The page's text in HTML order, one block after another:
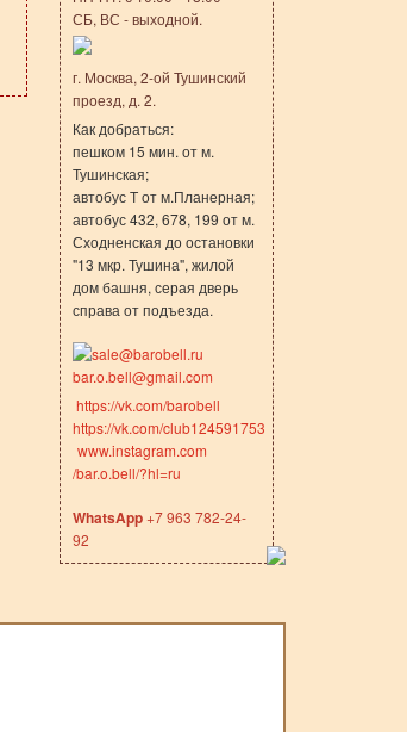
СБ, ВС - выходной.
г. Москва, 2-ой Тушинский
проезд, д. 2.
Как добраться:
пешком 15 мин. от м.
Тушинская;
автобус Т от м.Планерная;
автобус 432, 678, 199 от м.
Сходненская до остановки
"13 мкр. Тушина", жилой
дом башня, серая дверь
справа от подъезда.
sale@barobell.ru
bar.o.bell@gmail.com
https://vk.com/barobell
https://vk.com/club124591753
www.instagram.com
/bar.o.bell/?hl=ru
WhatsApp+7 963 782-24-
92